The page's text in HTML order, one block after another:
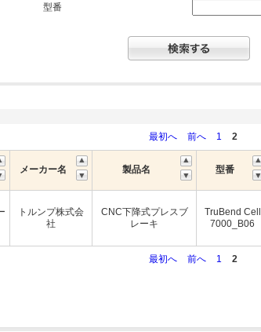
型番
最初へ
前へ 1 2
メーカー名 製品名 型番
トルンプ株式会
社
CNC下降式プレスブ
レーキ
TruBend Cell
7000_B06
最初へ 前へ 1 2